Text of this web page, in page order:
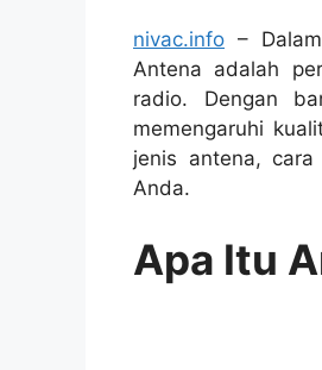
nivac.info –
Antena adalah
radio. Dengan
memengaruhi
jenis antena,
Anda.
Apa Itu